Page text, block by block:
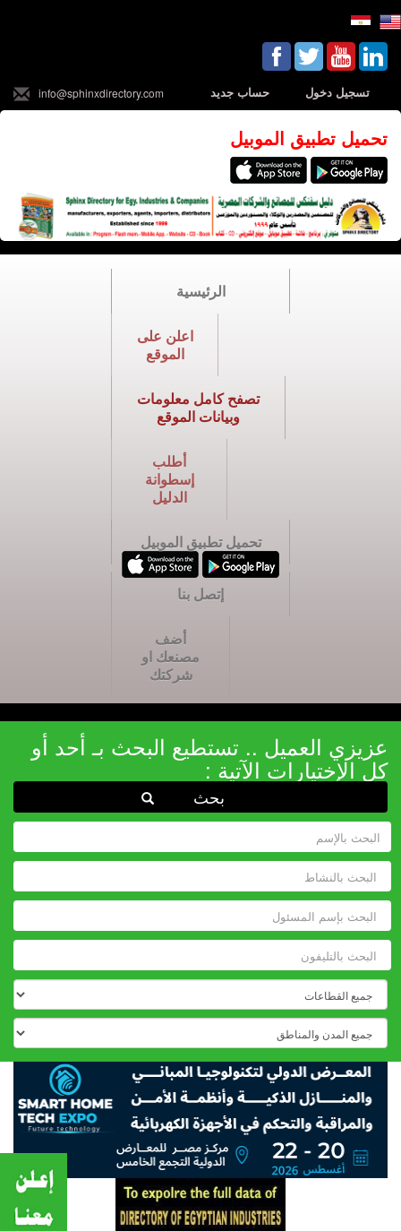
تسجيل دخول حساب جديد info@sphinxdirectory.com
تحميل تطبيق الموبيل
الرئيسية
اعلن على
الموقع
تصفح كامل معلومات
وبيانات الموقع
أطلب
إسطوانة
الدليل
تحميل تطبيق الموبيل
إتصل بنا
أضف
مصنعك او
شركتك
عزيزي العميل .. تستطيع البحث بـ أحد أو
كل الإختيارات الآتية :